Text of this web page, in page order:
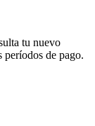
tu nuevo
períodos de pago.